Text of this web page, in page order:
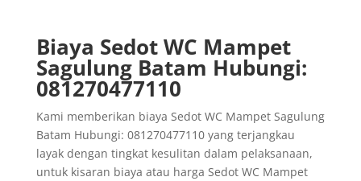
Biaya Sedot WC Mampet
Sagulung Batam Hubungi:
081270477110
Kami memberikan biaya Sedot WC Mampet Sagulung
Batam Hubungi: 081270477110 yang terjangkau
layak dengan tingkat kesulitan dalam pelaksanaan,
untuk kisaran biaya atau harga Sedot WC Mampet